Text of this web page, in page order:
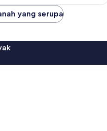
yang serupa